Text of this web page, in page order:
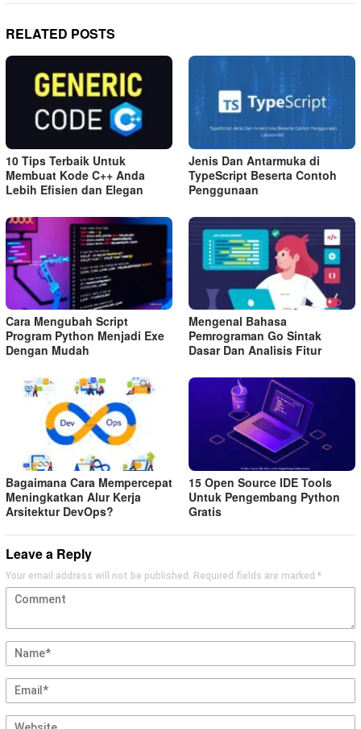
RELATED POSTS
10 Tips Terbaik Untuk
Membuat Kode C++ Anda
Lebih Efisien dan Elegan
Jenis Dan Antarmuka di
TypeScript Beserta Contoh
Penggunaan
Cara Mengubah Script
Program Python Menjadi Exe
Dengan Mudah
Mengenal Bahasa
Pemrograman Go Sintak
Dasar Dan Analisis Fitur
Bagaimana Cara Mempercepat
Meningkatkan Alur Kerja
Arsitektur DevOps?
15 Open Source IDE Tools
Untuk Pengembang Python
Gratis
Leave a Reply
Your email address will not be published. Required fields are marked *